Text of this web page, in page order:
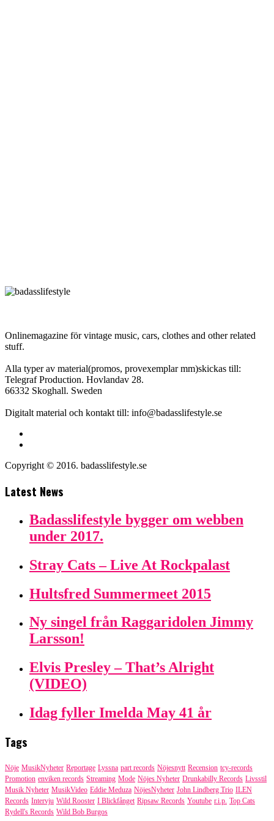
Onlinemagazine för vintage music, cars, clothes and other related
stuff.
Alla typer av material(promos, provexemplar mm)skickas till:
Telegraf Production. Hovlandav 28.
66332 Skoghall. Sweden
Digitalt material och kontakt till: info@badasslifestyle.se
Copyright © 2016. badasslifestyle.se
Latest News
Badasslifestyle bygger om webben
under 2017.
Stray Cats – Live At Rockpalast
Hultsfred Summermeet 2015
Ny singel från Raggaridolen Jimmy
Larsson!
Elvis Presley – That’s Alright
(VIDEO)
Idag fyller Imelda May 41 år
Tags
Nöje MusikNyheter Reportage Lyssna part records Nöjesnytt Recension tcy-records
Promotion enviken records Streaming Mode Nöjes Nyheter Drunkabilly Records Livsstil
Musik Nyheter MusikVideo Eddie Meduza NöjesNyheter John Lindberg Trio ILEN
Records Intervju Wild Rooster I Blickfånget Ripsaw Records Youtube r.i.p. Top Cats
Rydell's Records Wild Bob Burgos